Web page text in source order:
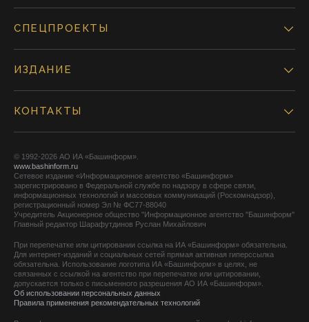
СПЕЦПРОЕКТЫ
ИЗДАНИЕ
КОНТАКТЫ
© 1992-2026 АО ИА «Башинформ».
www.bashinform.ru
Сетевое издание «Информационное агентство «Башинформ»
зарегистрировано в Федеральной службе по надзору в сфере связи,
информационных технологий и массовых коммуникаций (Роскомнадзор),
регистрационный номер Эл № ФС77-88040
Учредитель Акционерное общество "Информационное агентство "Башинформ"
Главный редактор Шарафутдинов Руслан Михайлович
При перепечатке или цитировании ссылка на ИА «Башинформ» обязательна.
Для интернет-изданий и социальных сетей прямая активная гиперссылка
обязательна. Использование логотипа ИА «Башинформ» в целях, не
связанных с ссылкой на агентство при перепечатке или цитировании,
допускается только с письменного разрешения АО ИА «Башинформ».
Об использовании персональных данных
Правила применения рекомендательных технологий